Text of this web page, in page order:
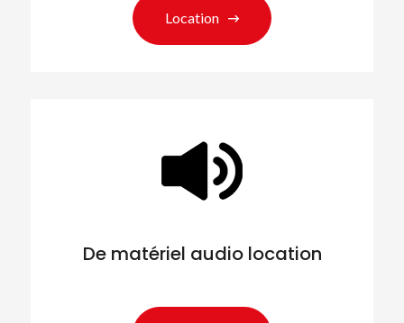
Location
De matériel audio location